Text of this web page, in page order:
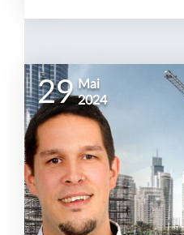
29 Mai
2024